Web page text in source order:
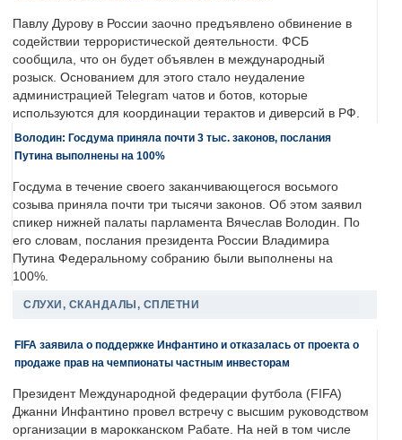
Павлу Дурову в России заочно предъявлено обвинение в
содействии террористической деятельности. ФСБ
сообщила, что он будет объявлен в международный
розыск. Основанием для этого стало неудаление
администрацией Telegram чатов и ботов, которые
используются для координации терактов и диверсий в РФ.
Володин: Госдума приняла почти 3 тыс. законов, послания
Путина выполнены на 100%
Госдума в течение своего заканчивающегося восьмого
созыва приняла почти три тысячи законов. Об этом заявил
спикер нижней палаты парламента Вячеслав Володин. По
его словам, послания президента России Владимира
Путина Федеральному собранию были выполнены на
100%.
СЛУХИ, СКАНДАЛЫ, СПЛЕТНИ
FIFA заявила о поддержке Инфантино и отказалась от проекта о
продаже прав на чемпионаты частным инвесторам
Президент Международной федерации футбола (FIFA)
Джанни Инфантино провел встречу с высшим руководством
организации в марокканском Рабате. На ней в том числе